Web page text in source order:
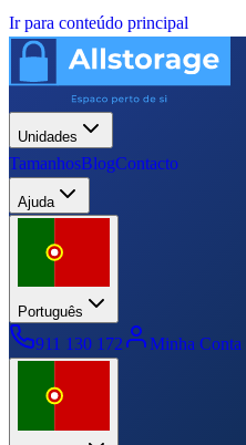
Ir para conteúdo principal
Unidades
TamanhosBlogContacto
Ajuda
Português
911 130 172 Minha Conta